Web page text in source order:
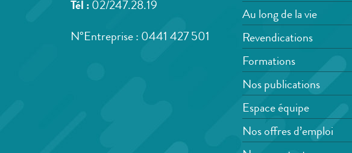
Tél : 02/247.28.19
N°Entreprise : 0441 427 501
Au long de la vie
Revendications
Formations
Nos publications
Espace équipe
Nos offres d’emploi